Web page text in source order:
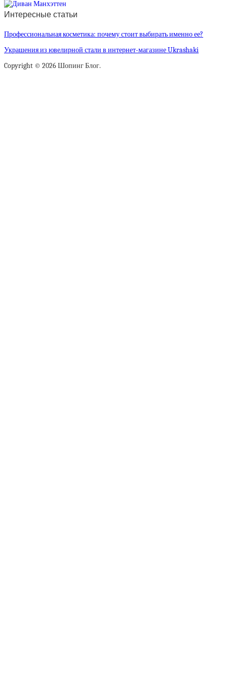
Интересные статьи
Профессиональная косметика: почему стоит выбирать именно ее?
Украшения из ювелирной стали в интернет-магазине Ukrashaki
Copyright © 2026 Шопинг Блог.